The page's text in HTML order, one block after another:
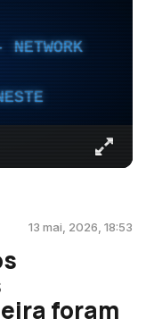
13 mai, 2026, 18:53
foram